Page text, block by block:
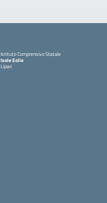
Istituto Comprensivo Statale
Isole Eolie
Lipari